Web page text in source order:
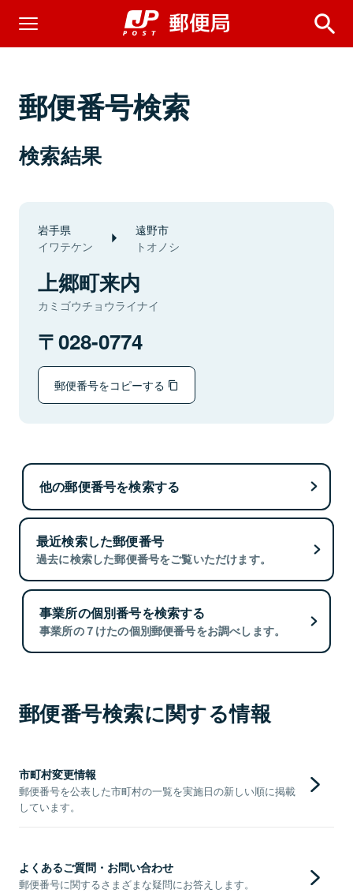
郵便番号検索
検索結果
岩手県
イワテケン
遠野市
トオノシ
上郷町来内
カミゴウチョウライナイ
028-0774
郵便番号をコピーする
他の郵便番号を検索する
最近検索した郵便番号
過去に検索した郵便番号をご覧いただけます。
事業所の個別番号を検索する
事業所の７けたの個別郵便番号をお調べします。
郵便番号検索に関する情報
市町村変更情報
郵便番号を公表した市町村の一覧を実施日の新しい順に掲載
しています。
よくあるご質問・お問い合わせ
郵便番号に関するさまざまな疑問にお答えします。